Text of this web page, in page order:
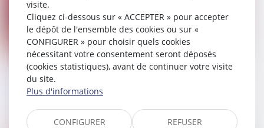
Constatations du juge d'instruction au
domicile d'un avocat et notion de
perquisition
15/11/2024
visite.
Cliquez ci-dessous sur « ACCEPTER » pour accepter
le dépôt de l'ensemble des cookies ou sur «
CONFIGURER » pour choisir quels cookies
nécessitant votre consentement seront déposés
(cookies statistiques), avant de continuer votre visite
du site.
Plus d'informations
CONFIGURER REFUSER